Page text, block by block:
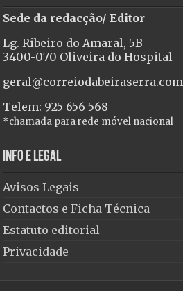
Sede da redacção/ Editor
Lg. Ribeiro do Amaral, 5B
3400-070 Oliveira do Hospital
geral@correiodabeiraserra.com
Telem: 925 656 568
*chamada para rede móvel nacional
Info e Legal
Avisos Legais
Contactos e Ficha Técnica
Estatuto editorial
Privacidade